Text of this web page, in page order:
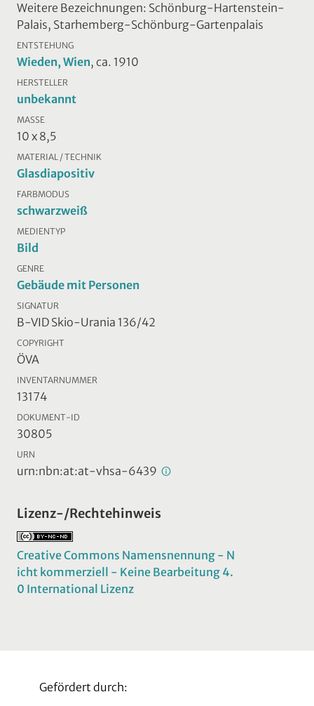
Weitere Bezeichnungen: Schönburg-Hartenstein-
Palais, Starhemberg-Schönburg-Gartenpalais
ENTSTEHUNG
Wieden, Wien, ca. 1910
HERSTELLER
unbekannt
MASSE
10 x 8,5
MATERIAL / TECHNIK
Glasdiapositiv
FARBMODUS
schwarzweiß
MEDIENTYP
Bild
GENRE
Gebäude mit Personen
SIGNATUR
B-VID Skio-Urania 136/42
COPYRIGHT
ÖVA
INVENTARNUMMER
13174
DOKUMENT-ID
30805
URN
urn:nbn:at:at-vhsa-6439
Lizenz-/Rechtehinweis
Creative Commons Namensnennung - N
icht kommerziell - Keine Bearbeitung 4.
0 International Lizenz
Gefördert durch: